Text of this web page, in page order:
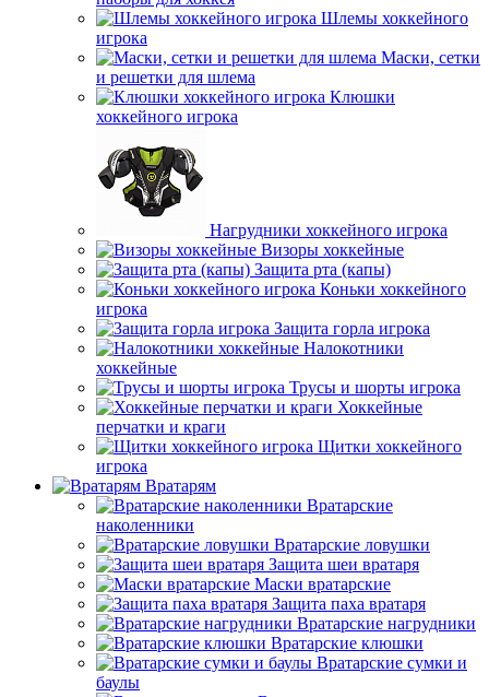
Шлемы хоккейного
игрока
Маски, сетки
и решетки для шлема
Клюшки
хоккейного игрока
Нагрудники хоккейного игрока
Визоры хоккейные
Защита рта (капы)
Коньки хоккейного
игрока
Защита горла игрока
Налокотники
хоккейные
Трусы и шорты игрока
Хоккейные
перчатки и краги
Щитки хоккейного
игрока
Вратарям
Вратарские
наколенники
Вратарские ловушки
Защита шеи вратаря
Маски вратарские
Защита паха вратаря
Вратарские нагрудники
Вратарские клюшки
Вратарские сумки и
баулы